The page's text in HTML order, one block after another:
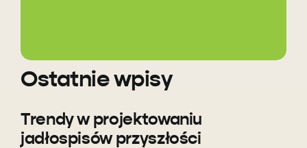
Ostatnie wpisy
Trendy w projektowaniu
jadłospisów przyszłości